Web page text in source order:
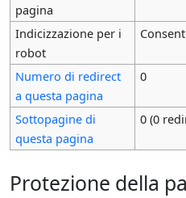
pagina
Indicizzazione per i
robot
Numero di redirect
a questa pagina
0
Sottopagine di
questa pagina
0 (0
Protezione della